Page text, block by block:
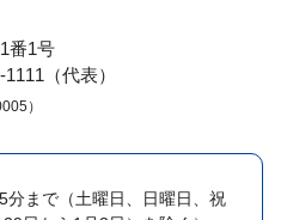
番1号
（代表）
）
分まで （土曜日、日曜日、祝